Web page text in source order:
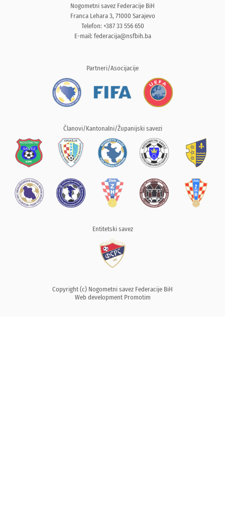
Nogometni savez Federacije BiH
Franca Lehara 3, 71000 Sarajevo
Telefon: +387 33 556 650
E-mail: federacija@nsfbih.ba
Partneri/Asocijacije
Članovi/Kantonalni/Županijski savezi
Entitetski savez
Copyright (c) Nogometni savez Federacije BiH
Web development Promotim